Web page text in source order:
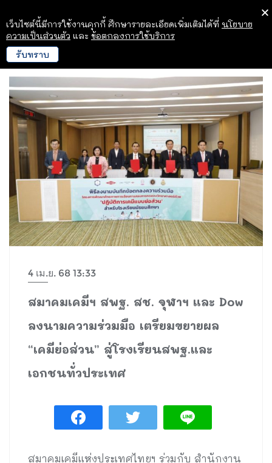
4 เม.ย. 68 13:33
สมาคมเคมีฯ สพฐ. สช. จุฬาฯ และ Dow
ลงนามความร่วมมือ เตรียมขยายผล
“เคมีย่อส่วน” สู่โรงเรียนสพฐ.และ
เอกชนทั่วประเทศ
สมาคมเคมีแห่งประเทศไทยฯ ร่วมกับ สำนักงาน
เว็บไซต์นี้มีการใช้งานคุกกี้ ศึกษารายละเอียดเพิ่มเติมได้ที่ นโยบาย
ความเป็นส่วนตัว และ ข้อตกลงการใช้บริการ
รับทราบ